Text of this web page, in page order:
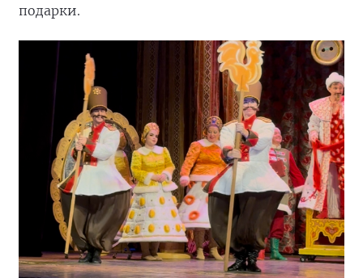
подарки.